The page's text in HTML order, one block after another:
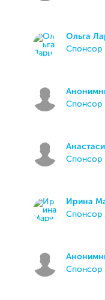
Ольга
спонсор
спонсор
спонсор
Ирина
спонсор
спонсор